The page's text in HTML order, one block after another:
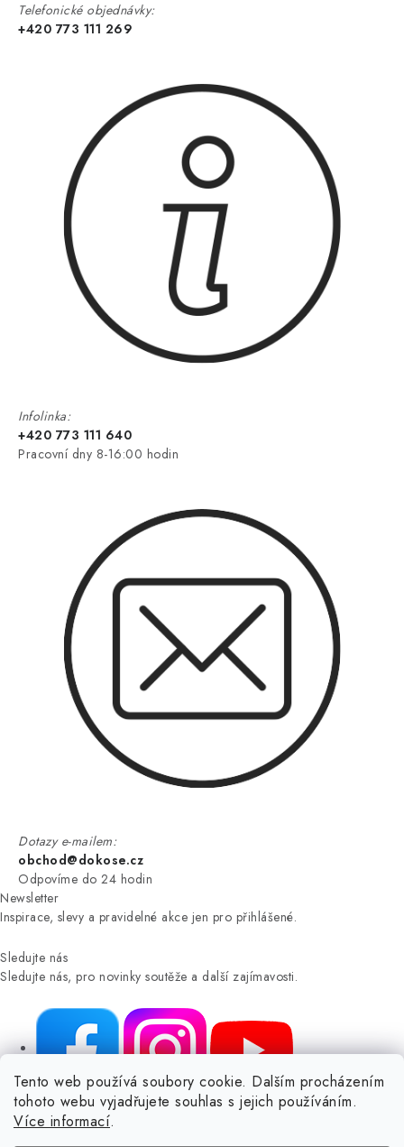
Tento web používá soubory cookie. Dalším procházením
tohoto webu vyjadřujete souhlas s jejich používáním.
Více informací.
Telefonické objednávky:
+420 773 111 269
Infolinka:
+420 773 111 640
Pracovní dny 8-16:00 hodin
Dotazy e-mailem:
obchod@dokose.cz
Odpovíme do 24 hodin
Newsletter
Inspirace, slevy a pravidelné akce jen pro přihlášené.
Sledujte nás
Sledujte nás, pro novinky soutěže a další zajímavosti.
NIKARO, s.r.o.
- Dokoše.cz, Veselka 48, 259 01 Olbramovice -
Votice, ČESKÁ REPUBLIKA